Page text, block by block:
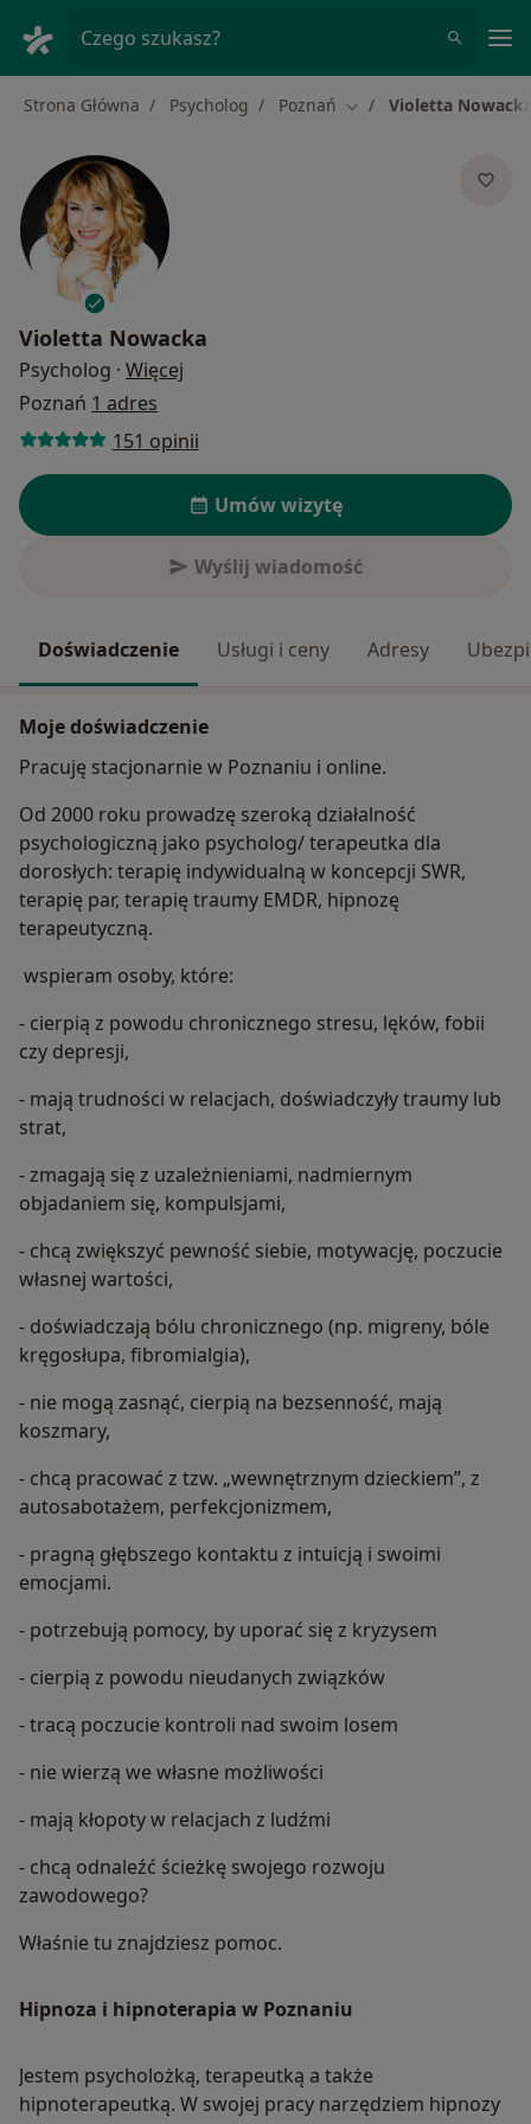
Czego szukasz?
Strona Główna Psycholog Poznań Zmień miasto
Violetta
Violetta Nowacka
Psycholog · Więcej
Poznań 1 adres
151 opinii
Umów wizytę
Wyślij wiadomość
Doświadczenie Usługi i ceny Adresy
Moje doświadczenie
Pracuję stacjonarnie w Poznaniu i online.
Od 2000 roku prowadzę szeroką działalność
psychologiczną jako psycholog/ terapeutka dla
dorosłych: terapię indywidualną w koncepcji SWR,
terapię par, terapię traumy EMDR, hipnozę
terapeutyczną.
wspieram osoby, które:
- cierpią z powodu chronicznego stresu, lęków, fobii
czy depresji,
- mają trudności w relacjach, doświadczyły traumy lub
strat,
- zmagają się z uzależnieniami, nadmiernym
objadaniem się, kompulsjami,
- chcą zwiększyć pewność siebie, motywację, poczucie
własnej wartości,
- doświadczają bólu chronicznego (np. migreny, bóle
kręgosłupa, fibromialgia),
- nie mogą zasnąć, cierpią na bezsenność, mają
koszmary,
- chcą pracować z tzw. „wewnętrznym dzieckiem”, z
autosabotażem, perfekcjonizmem,
- pragną głębszego kontaktu z intuicją i swoimi
emocjami.
- potrzebują pomocy, by uporać się z kryzysem
- cierpią z powodu nieudanych związków
- tracą poczucie kontroli nad swoim losem
- nie wierzą we własne możliwości
- mają kłopoty w relacjach z ludźmi
- chcą odnaleźć ścieżkę swojego rozwoju
zawodowego?
Właśnie tu znajdziesz pomoc.
Hipnoza i hipnoterapia w Poznaniu
Jestem psycholożką, terapeutką a także
hipnoterapeutką. W swojej pracy narzędziem hipnozy